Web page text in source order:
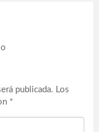
publicada. Los
*